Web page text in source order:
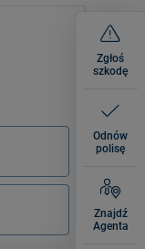
Zgłoś
szkodę
Odnów
polisę
Znajdź
Agenta